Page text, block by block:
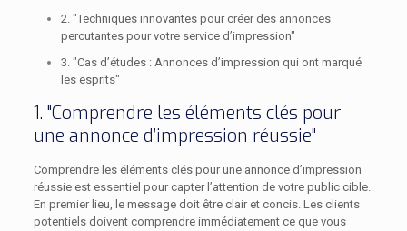
2. "Techniques innovantes pour créer des annonces
percutantes pour votre service d’impression"
3. "Cas d’études : Annonces d’impression qui ont marqué
les esprits"
1. "Comprendre les éléments clés pour
une annonce d’impression réussie"
Comprendre les éléments clés pour une annonce d’impression
réussie est essentiel pour capter l’attention de votre public cible.
En premier lieu, le message doit être clair et concis. Les clients
potentiels doivent comprendre immédiatement ce que vous